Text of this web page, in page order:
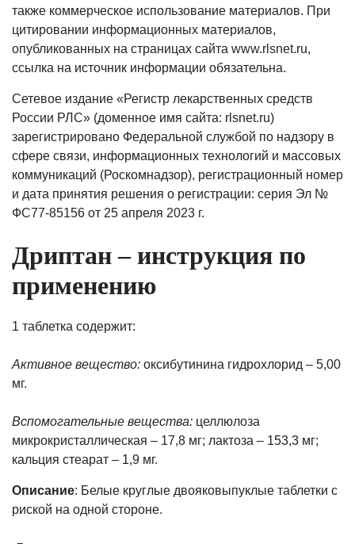
также коммерческое использование материалов. При
цитировании информационных материалов,
опубликованных на страницах сайта www.rlsnet.ru,
ссылка на источник информации обязательна.
Сетевое издание «Регистр лекарственных средств
России РЛС» (доменное имя сайта: rlsnet.ru)
зарегистрировано Федеральной службой по надзору в
сфере связи, информационных технологий и массовых
коммуникаций (Роскомнадзор), регистрационный номер
и дата принятия решения о регистрации: серия Эл №
ФС77-85156 от 25 апреля 2023 г.
Дриптан – инструкция по
применению
1 таблетка содержит:
Активное вещество: оксибутинина гидрохлорид – 5,00
мг.
Вспомогательные вещества: целлюлоза
микрокристаллическая – 17,8 мг; лактоза – 153,3 мг;
кальция стеарат – 1,9 мг.
Описание: Белые круглые двояковыпуклые таблетки с
риской на одной стороне.